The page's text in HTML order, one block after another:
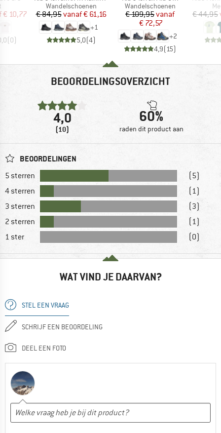
prijs
€ 10,77
(0)
Productgroep
Wandelschoenen
Prijs
€ 84,95 Verlaagde prijs
vanaf€ 61,16
+1
5,0(4)
Productgroep
Wandelschoenen
Prijs
€ 109,95Verlaagde prijs
vanaf
€ 72,57
+2
4,9(15)
€ 44,95
BEOORDELINGSOVERZICHT
4,0
(10)
60%
raden dit product aan
BEOORDELINGEN
5 sterren
(5)
4 sterren
(1)
3 sterren
(3)
2 sterren
(1)
1 ster
(0)
WAT VIND JE DAARVAN?
STEL EEN VRAAG
SCHRIJF EEN BEOORDELING
DEEL EEN FOTO